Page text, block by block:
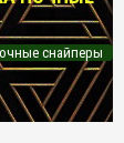
снайперы